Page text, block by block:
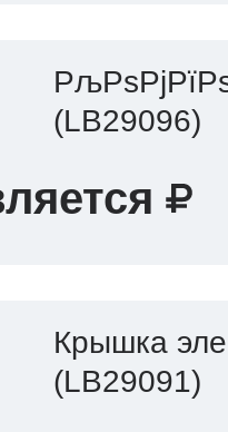
(LB29096)
Крышка
(LB29091)